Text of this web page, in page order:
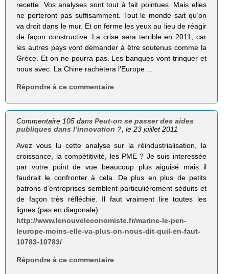
recette. Vos analyses sont tout à fait pointues. Mais elles
ne porteront pas suffisamment. Tout le monde sait qu’on
va droit dans le mur. Et on ferme les yeux au lieu de réagir
de façon constructive. La crise sera terrible en 2011, car
les autres pays vont demander à être soutenus comme la
Grèce. Et on ne pourra pas. Les banques vont trinquer et
nous avec. La Chine rachètera l’Europe…
Répondre à ce commentaire
Commentaire 105 dansPeut-on se passer des aides
publiques dans l’innovation ?, le 23 juillet 2011
Avez vous lu cette analyse sur la réindustrialisation, la
croissance, la compétitivité, les PME ? Je suis interessée
par votre point de vue beaucoup plus aiguisé mais il
faudrait le confronter à cela. De plus en plus de petits
patrons d’entreprises semblent particulièrement séduits et
de façon très réfléchie. Il faut vraiment lire toutes les
lignes (pas en diagonale) :
http://www.lenouveleconomiste.fr/marine-le-pen-
leurope-moins-elle-va-plus-on-nous-dit-quil-en-faut-
10783-10783/
Répondre à ce commentaire